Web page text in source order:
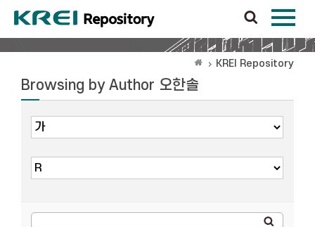
KREI Repository
Browsing by Author 오한솔